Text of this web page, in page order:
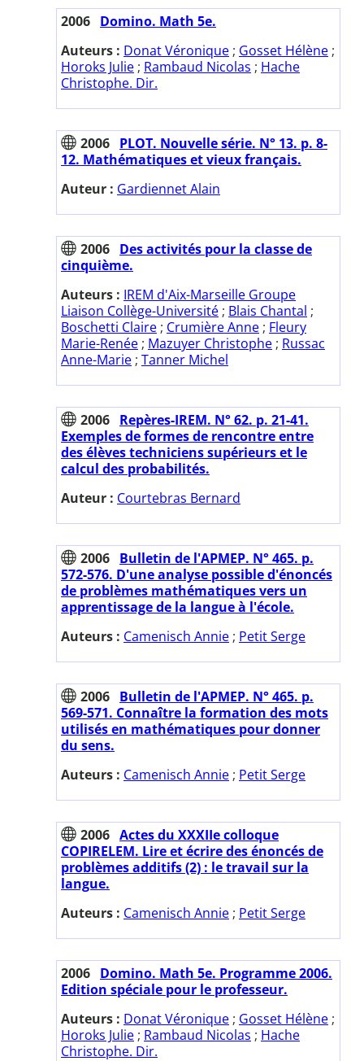
2006 Domino. Math 5e.
Auteurs : Donat Véronique ; Gosset Hélène ;
Horoks Julie ; Rambaud Nicolas ; Hache
Christophe. Dir.
2006 PLOT. Nouvelle série. N° 13. p. 8-
12. Mathématiques et vieux français.
Auteur : Gardiennet Alain
2006 Des activités pour la classe de
cinquième.
Auteurs : IREM d'Aix-Marseille Groupe
Liaison Collège-Université ; Blais Chantal ;
Boschetti Claire ; Crumière Anne ; Fleury
Marie-Renée ; Mazuyer Christophe ; Russac
Anne-Marie ; Tanner Michel
2006 Repères-IREM. N° 62. p. 21-41.
Exemples de formes de rencontre entre
des élèves techniciens supérieurs et le
calcul des probabilités.
Auteur : Courtebras Bernard
2006 Bulletin de l'APMEP. N° 465. p.
572-576. D'une analyse possible d'énoncés
de problèmes mathématiques vers un
apprentissage de la langue à l'école.
Auteurs : Camenisch Annie ; Petit Serge
2006 Bulletin de l'APMEP. N° 465. p.
569-571. Connaître la formation des mots
utilisés en mathématiques pour donner
du sens.
Auteurs : Camenisch Annie ; Petit Serge
2006 Actes du XXXIIe colloque
COPIRELEM. Lire et écrire des énoncés de
problèmes additifs (2) : le travail sur la
langue.
Auteurs : Camenisch Annie ; Petit Serge
2006 Domino. Math 5e. Programme 2006.
Edition spéciale pour le professeur.
Auteurs : Donat Véronique ; Gosset Hélène ;
Horoks Julie ; Rambaud Nicolas ; Hache
Christophe. Dir.